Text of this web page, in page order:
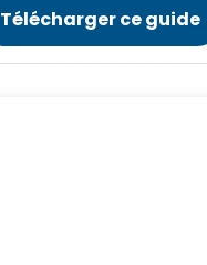
Télécharger ce guide